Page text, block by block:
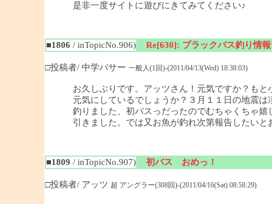
是非一度サイトに遊びにきてみてください♪
■1806 / inTopicNo.906)
Re[630]: ブラックバス釣り情
□投稿者/ 中学バサー 一般人(1回)-(2011/04/13(Wed) 18:38:03)
お久しぶりです。アッツさん！元気ですか？もと
元気にしているでしょうか？３月１１日の地震
釣りました、初バスっだったのでむちゃくちゃ
引きました。では又お魚が釣れ次第報告したいと
■1809 / inTopicNo.907)
初バス おめっ！
□投稿者/ アッツ 超 アングラー(308回)-(2011/04/16(Sat) 08:58:29)